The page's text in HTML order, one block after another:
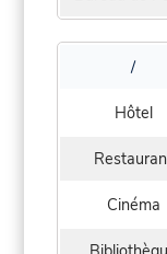
/
Hôtel
Cinéma